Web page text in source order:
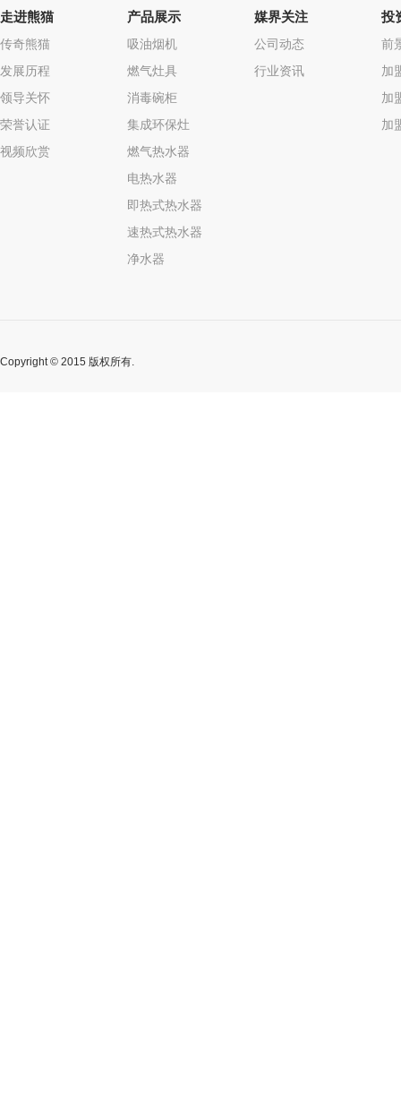
走进熊猫
传奇熊猫
发展历程
领导关怀
荣誉认证
视频欣赏
产品展示
吸油烟机
燃气灶具
消毒碗柜
集成环保灶
燃气热水器
电热水器
即热式热水器
速热式热水器
净水器
媒界关注
公司动态
行业资讯
投
前
加
加
加
Copyright © 2015 版权所有.